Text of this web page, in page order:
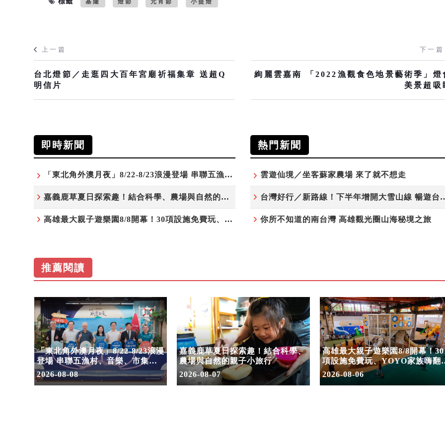
基隆 燈節 元宵節 小提燈
上一篇
台北燈節／走逛四大百年宮廟祈福集章 送超Q
明信片
下一篇
絢麗雲嘉南 「2022漁觀食色地景藝術季」燈
美景超吸
即時新聞
「東北角外澳月夜」8/22-8/23浪漫登場 串聯五漁村、音樂、市集、火舞與慢旅共度夏夜
嘉義鹿草夏日探索趣！結合科學、農場與自然的親子小旅行
高雄最大親子遊樂園8/8開幕！30項設施免費玩、YOYO家族嗨翻暑假
熱門新聞
雲遊仙境／坐客蘇家農場 來了就不想走
台灣好行／新路線！下半
你所不知道的南台灣 高雄觀光圈山海秘境之旅
推薦閱讀
「東北角外澳月夜」8/22-8/23浪漫
登場 串聯五漁村、音樂、市集、
火舞與慢旅共度夏夜
2026-08-08
嘉義鹿草夏日探索趣！結合科學、
農場與自然的親子小旅行
2026-08-07
高雄最大親子遊樂園8/8開幕！30
項設施免費玩、YOYO家族嗨翻
假
2026-08-06